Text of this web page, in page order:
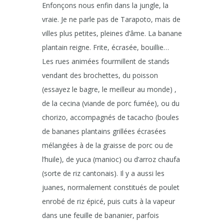
Enfonçons nous enfin dans la jungle, la
vraie. Je ne parle pas de Tarapoto, mais de
villes plus petites, pleines d’âme. La banane
plantain reigne. Frite, écrasée, bouillie…
Les rues animées fourmillent de stands
vendant des brochettes, du poisson
(essayez le bagre, le meilleur au monde) ,
de la cecina (viande de porc fumée), ou du
chorizo, accompagnés de tacacho (boules
de bananes plantains grillées écrasées
mélangées à de la graisse de porc ou de
l’huile), de yuca (manioc) ou d’arroz chaufa
(sorte de riz cantonais). Il y a aussi les
juanes, normalement constitués de poulet
enrobé de riz épicé, puis cuits à la vapeur
dans une feuille de bananier, parfois